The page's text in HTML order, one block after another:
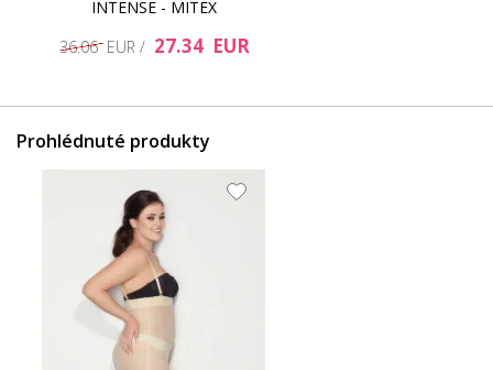
INTENSE - MITEX
36.06 EUR / 27.34 EUR
Prohlédnuté produkty